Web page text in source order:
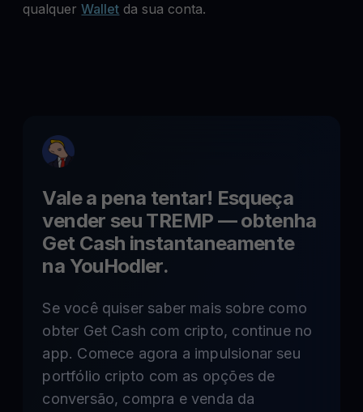
qualquerWallet da sua conta.
Vale a pena tentar! Esqueça
vender seu TREMP — obtenha
Get Cash instantaneamente
na YouHodler.
Se você quiser saber mais sobre como
obter Get Cash com cripto, continue no
app. Comece agora a impulsionar seu
portfólio cripto com as opções de
conversão, compra e venda da